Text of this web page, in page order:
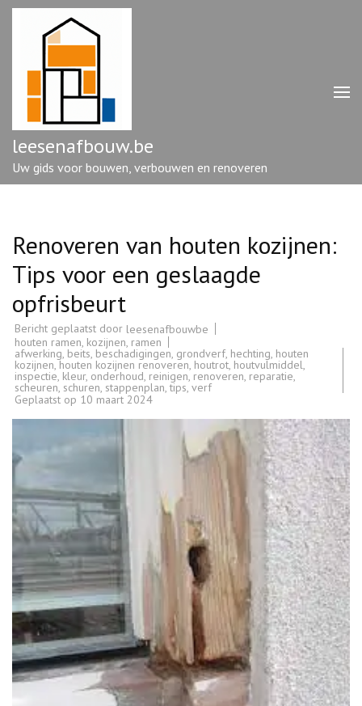
Ga
enter)
leesenafbouw.be
Uw gids voor bouwen, verbouwen en renoveren
Renoveren van houten kozijnen:
Tips voor een geslaagde
opfrisbeurt
Bericht geplaatst door leesenafbouwbe
houten ramen, kozijnen, ramen
afwerking, beits, beschadigingen, grondverf, hechting, houten
kozijnen,houten kozijnen renoveren, houtrot, houtvulmiddel,
inspectie, kleur, onderhoud, reinigen, renoveren, reparatie,
scheuren, schuren, stappenplan,tips, verf
Geplaatst op 10 maart 2024